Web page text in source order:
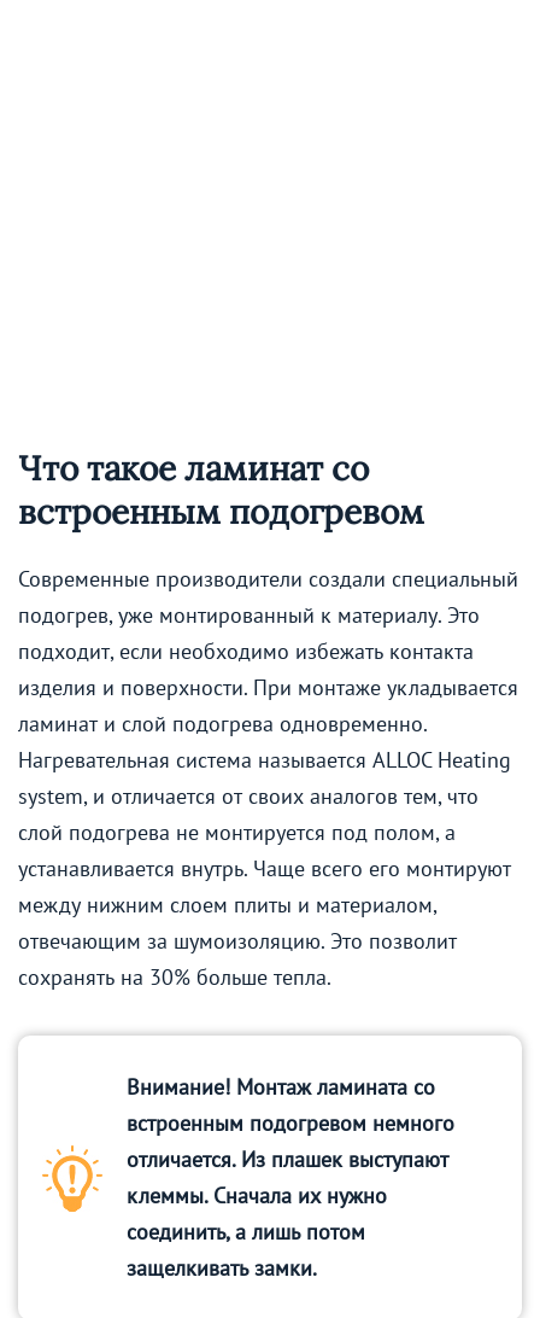
Что такое ламинат со
встроенным подогревом
Современные производители создали специальный
подогрев, уже монтированный к материалу. Это
подходит, если необходимо избежать контакта
изделия и поверхности. При монтаже укладывается
ламинат и слой подогрева одновременно.
Нагревательная система называется ALLOC Heating
system, и отличается от своих аналогов тем, что
слой подогрева не монтируется под полом, а
устанавливается внутрь. Чаще всего его монтируют
между нижним слоем плиты и материалом,
отвечающим за шумоизоляцию. Это позволит
сохранять на 30% больше тепла.
Внимание! Монтаж ламината со
встроенным подогревом немного
отличается. Из плашек выступают
клеммы. Сначала их нужно
соединить, а лишь потом
защелкивать замки.